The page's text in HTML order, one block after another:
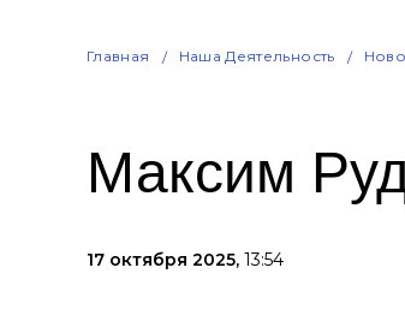
Главная Наша Деятельность
Максим
17 октября 2025, 13:54